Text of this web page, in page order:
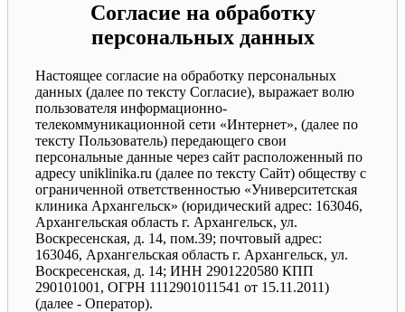
Согласие на обработку
персональных данных
Настоящее согласие на обработку персональных
данных (далее по тексту Согласие), выражает волю
пользователя информационно-
телекоммуникационной сети «Интернет», (далее по
тексту Пользователь) передающего свои
персональные данные через сайт расположенный по
адресу uniklinika.ru (далее по тексту Сайт) обществу с
ограниченной ответственностью «Университетская
клиника Архангельск» (юридический адрес: 163046,
Архангельская область г. Архангельск, ул.
Воскресенская, д. 14, пом.39; почтовый адрес:
163046, Архангельская область г. Архангельск, ул.
Воскресенская, д. 14; ИНН 2901220580 КПП
290101001, ОГРН 1112901011541 от 15.11.2011)
(далее - Оператор).